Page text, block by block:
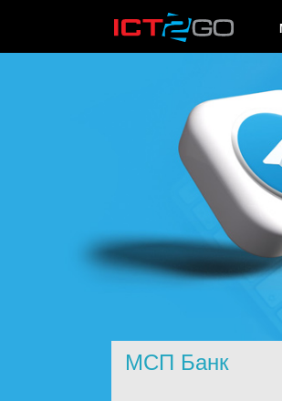
МСП Банк